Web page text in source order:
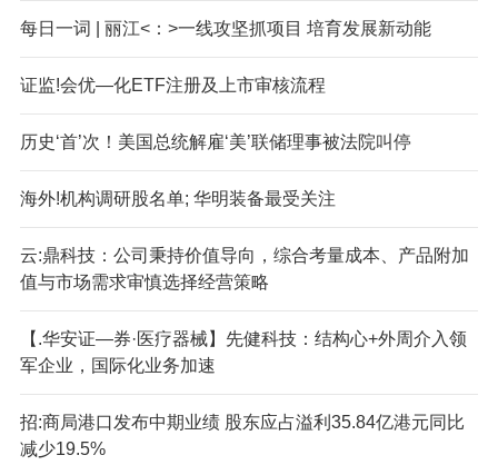
每日一词 | 丽江<：>一线攻坚抓项目 培育发展新动能
证监!会优—化ETF注册及上市审核流程
历史‘首’次！美国总统解雇‘美’联储理事被法院叫停
海外!机构调研股名单; 华明装备最受关注
云:鼎科技：公司秉持价值导向，综合考量成本、产品附加
值与市场需求审慎选择经营策略
【.华安证—券·医疗器械】先健科技：结构心+外周介入领
军企业，国际化业务加速
招:商局港口发布中期业绩 股东应占溢利35.84亿港元同比
减少19.5%